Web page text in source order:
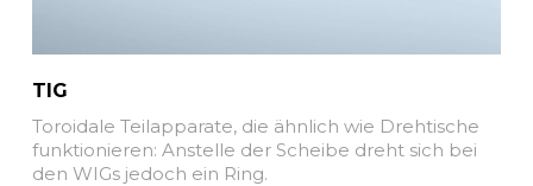
TIG
Toroidale Teilapparate, die ähnlich wie Drehtische
funktionieren: Anstelle der Scheibe dreht sich bei
den WIGs jedoch ein Ring.